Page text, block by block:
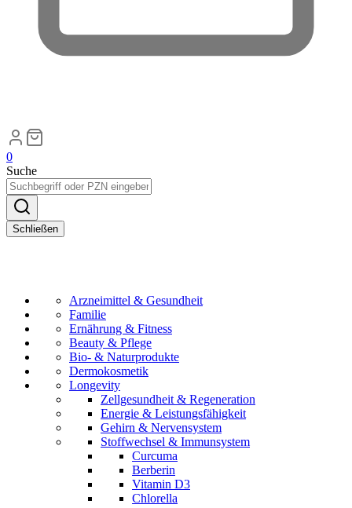
0
Suche
Schließen
Arzneimittel & Gesundheit
Familie
Ernährung & Fitness
Beauty & Pflege
Bio- & Naturprodukte
Dermokosmetik
Longevity
Zellgesundheit & Regeneration
Energie & Leistungsfähigkeit
Gehirn & Nervensystem
Stoffwechsel & Immunsystem
Curcuma
Berberin
Vitamin D3
Chlorella